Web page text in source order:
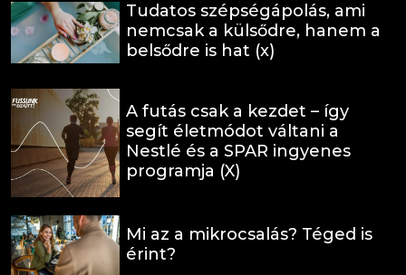
Tudatos szépségápolás, ami
nemcsak a külsődre, hanem a
belsődre is hat (x)
A futás csak a kezdet – így
segít életmódot váltani a
Nestlé és a SPAR ingyenes
programja (X)
Mi az a mikrocsalás? Téged is
érint?